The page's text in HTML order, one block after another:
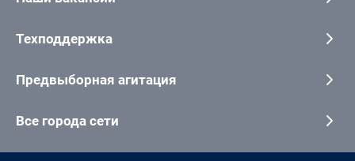
Техподдержка
Предвыборная агитация
Все города сети